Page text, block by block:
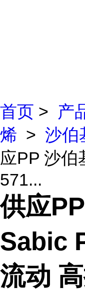
首页 > 产
烯 > 沙伯
应PP 沙伯
571...
供应
Sabic
流动